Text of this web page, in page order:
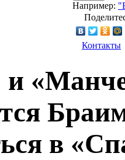
Например:
Контакты
и
в